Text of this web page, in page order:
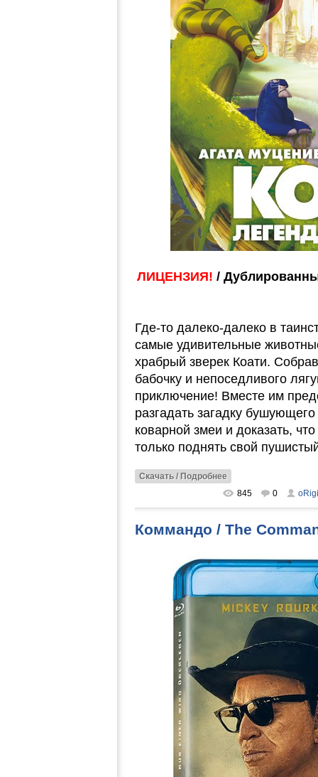
ЛИЦЕНЗИЯ! /
Где-то далеко-далеко в
самые удивительные
храбрый зверек Коати.
бабочку и непоседливого
приключение! Вместе им
разгадать загадку
коварной змеи и доказать,
только поднять свой
Скачать / Подробнее
845
0 oRigi
Коммандо / The